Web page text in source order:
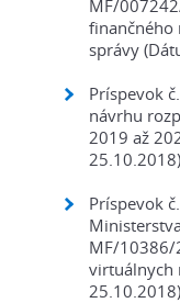
MF/
finančného
správy
Príspevok
návrhu
2019 až
25.10.2018)
Príspevok
MF/10386/
virtuálnych
25.10.2018)